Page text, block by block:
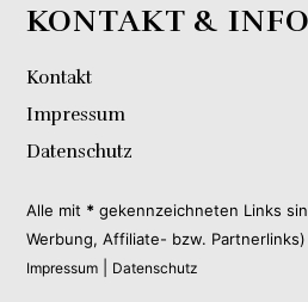
KONTAKT &
Kontakt
Impressum
Datenschutz
Alle mit * gekennzeichneten Links
Werbung, Affiliate- bzw. Partnerlinks)
Impressum Datenschutz